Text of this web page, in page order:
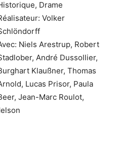
Drame
Volker
Niels Arestrup, Robert
André Dussollier,
Klaußner, Thomas
Lucas Prisor, Paula
Jean-Marc Roulot,